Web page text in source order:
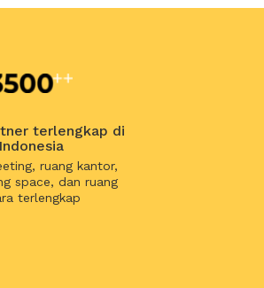
terlengkap di
Indonesia
ruang kantor,
space, dan ruang
terlengkap